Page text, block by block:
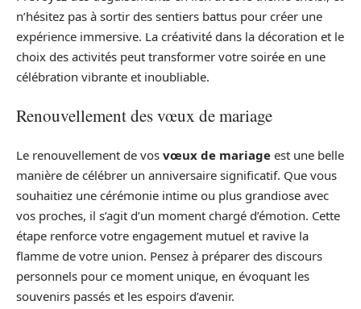
n’hésitez pas à sortir des sentiers battus pour créer une
expérience immersive. La créativité dans la décoration et le
choix des activités peut transformer votre soirée en une
célébration vibrante et inoubliable.
Renouvellement des vœux de mariage
Le renouvellement de vos vœux de mariage est une belle
manière de célébrer un anniversaire significatif. Que vous
souhaitiez une cérémonie intime ou plus grandiose avec
vos proches, il s’agit d’un moment chargé d’émotion. Cette
étape renforce votre engagement mutuel et ravive la
flamme de votre union. Pensez à préparer des discours
personnels pour ce moment unique, en évoquant les
souvenirs passés et les espoirs d’avenir.